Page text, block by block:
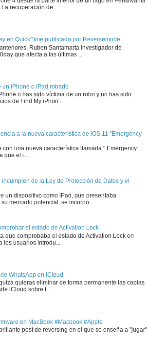
recuperación de...
en QuickTime publicado por Reversemode
Ruben Santamarta investigador de
que afecta a las últimas ...
un iPhone o iPad robado
o has sido víctima de un robo y no has sido
de Find My iPhon...
a la nueva característica de iOS 11 "Emergency
con una nueva característica llamada " Emergency
que el i...
de la Ley de Protección de Datos y el
un dispositivo como iPad, que presentaba
mercado potencial, se incorpo...
el estado de Activation Lock
que comprobaba el estado de Activation Lock en
usuarios introdu...
WhatsApp en iCloud
quieras eliminar de forma permanente las copias
iCloud sobre t...
en MacBook #Macbook #Apple
post de reversing en el que se enseña a "jugar"